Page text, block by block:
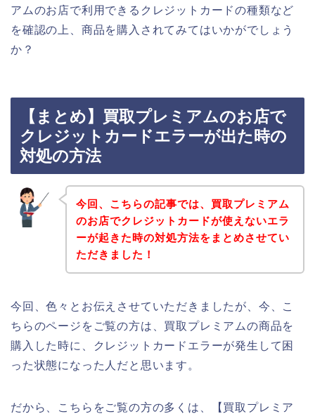
アムのお店で利用できるクレジットカードの種類など
を確認の上、商品を購入されてみてはいかがでしょう
か？
【まとめ】買取プレミアムのお店で
クレジットカードエラーが出た時の
対処の方法
今回、こちらの記事では、買取プレミアム
のお店でクレジットカードが使えないエラ
ーが起きた時の対処方法をまとめさせてい
ただきました！
今回、色々とお伝えさせていただきましたが、今、こ
ちらのページをご覧の方は、買取プレミアムの商品を
購入した時に、クレジットカードエラーが発生して困
った状態になった人だと思います。
だから、こちらをご覧の方の多くは、【買取プレミア